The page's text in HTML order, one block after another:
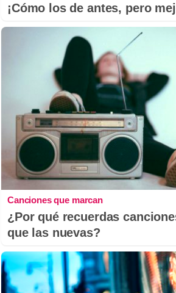
¡Cómo los de antes, pero
Canciones que marcan
¿Por qué recuerdas
que las nuevas?